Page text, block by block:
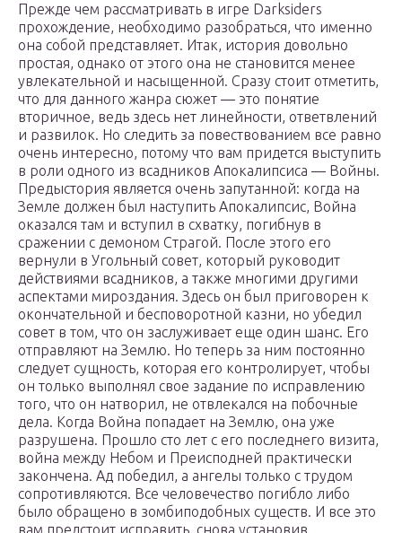
Прежде чем рассматривать в игре Darksiders
прохождение, необходимо разобраться, что именно
она собой представляет. Итак, история довольно
простая, однако от этого она не становится менее
увлекательной и насыщенной. Сразу стоит отметить,
что для данного жанра сюжет — это понятие
вторичное, ведь здесь нет линейности, ответвлений
и развилок. Но следить за повествованием все равно
очень интересно, потому что вам придется выступить
в роли одного из всадников Апокалипсиса — Войны.
Предыстория является очень запутанной: когда на
Земле должен был наступить Апокалипсис, Война
оказался там и вступил в схватку, погибнув в
сражении с демоном Страгой. После этого его
вернули в Угольный совет, который руководит
действиями всадников, а также многими другими
аспектами мироздания. Здесь он был приговорен к
окончательной и бесповоротной казни, но убедил
совет в том, что он заслуживает еще один шанс. Его
отправляют на Землю. Но теперь за ним постоянно
следует сущность, которая его контролирует, чтобы
он только выполнял свое задание по исправлению
того, что он натворил, не отвлекался на побочные
дела. Когда Война попадает на Землю, она уже
разрушена. Прошло сто лет с его последнего визита,
война между Небом и Преисподней практически
закончена. Ад победил, а ангелы только с трудом
сопротивляются. Все человечество погибло либо
было обращено в зомбиподобных существ. И все это
вам предстоит исправить, снова установив